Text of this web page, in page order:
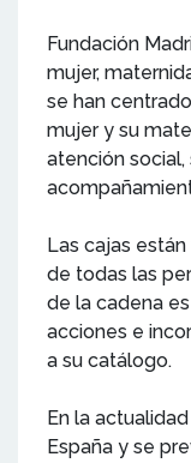
Fundación
mujer,
se han
mujer y su
atención
Las cajas
de todas las
de la cadena
acciones e
a su catálogo.
En la
España y se